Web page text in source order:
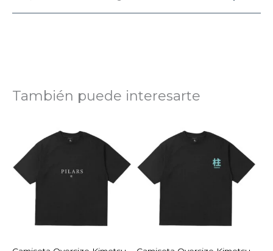
También puede interesarte